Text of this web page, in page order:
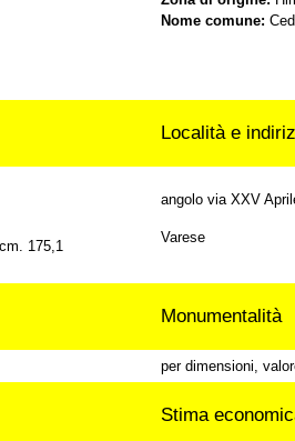
Nome comune:
Località e
175,1
angolo via XXV
Varese
Monumentalità
per dimensioni,
Stima
di Villa Fonteviva, Luino (Va)
deodara, Ternate (Va)
dell'Atlante di Villa Leonardi, Ternate